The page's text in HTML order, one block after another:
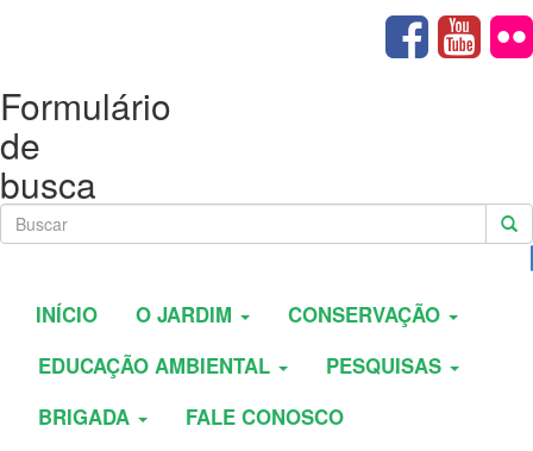
Formulário
de
busca
INÍCIO O JARDIM
CONSERVAÇÃO
EDUCAÇÃO AMBIENTAL
PESQUISAS
BRIGADA
FALE CONOSCO